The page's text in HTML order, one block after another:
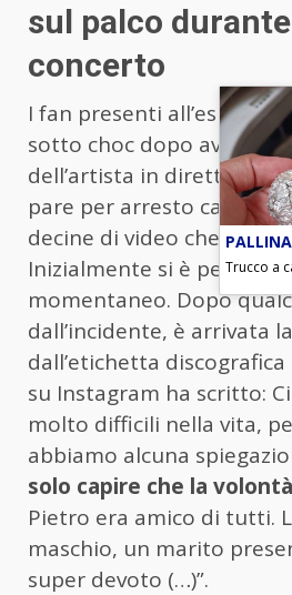
sul palco
concerto
I fan presenti
sotto choc dopo aver
dell’artista in diretta,
pare per arresto cardiaco.
decine di video che
Inizialmente si è pensato
momentaneo. Dopo
dall’incidente, è arrivata
dall’etichetta discografica
su Instagram ha scritto:
molto difficili nella vita,
abbiamo alcuna
solo capire che la
Pietro era amico di tutti.
maschio, un marito
super devoto (…)”.
Trucco a